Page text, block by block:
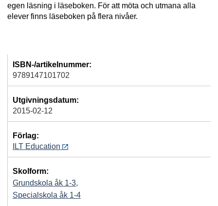
egen läsning i läseboken. För att möta och utmana alla
elever finns läseboken på flera nivåer.
ISBN-/artikelnummer:
9789147101702
Utgivningsdatum:
2015-02-12
Förlag:
ILT Education
Skolform:
Grundskola åk 1-3,
Specialskola åk 1-4